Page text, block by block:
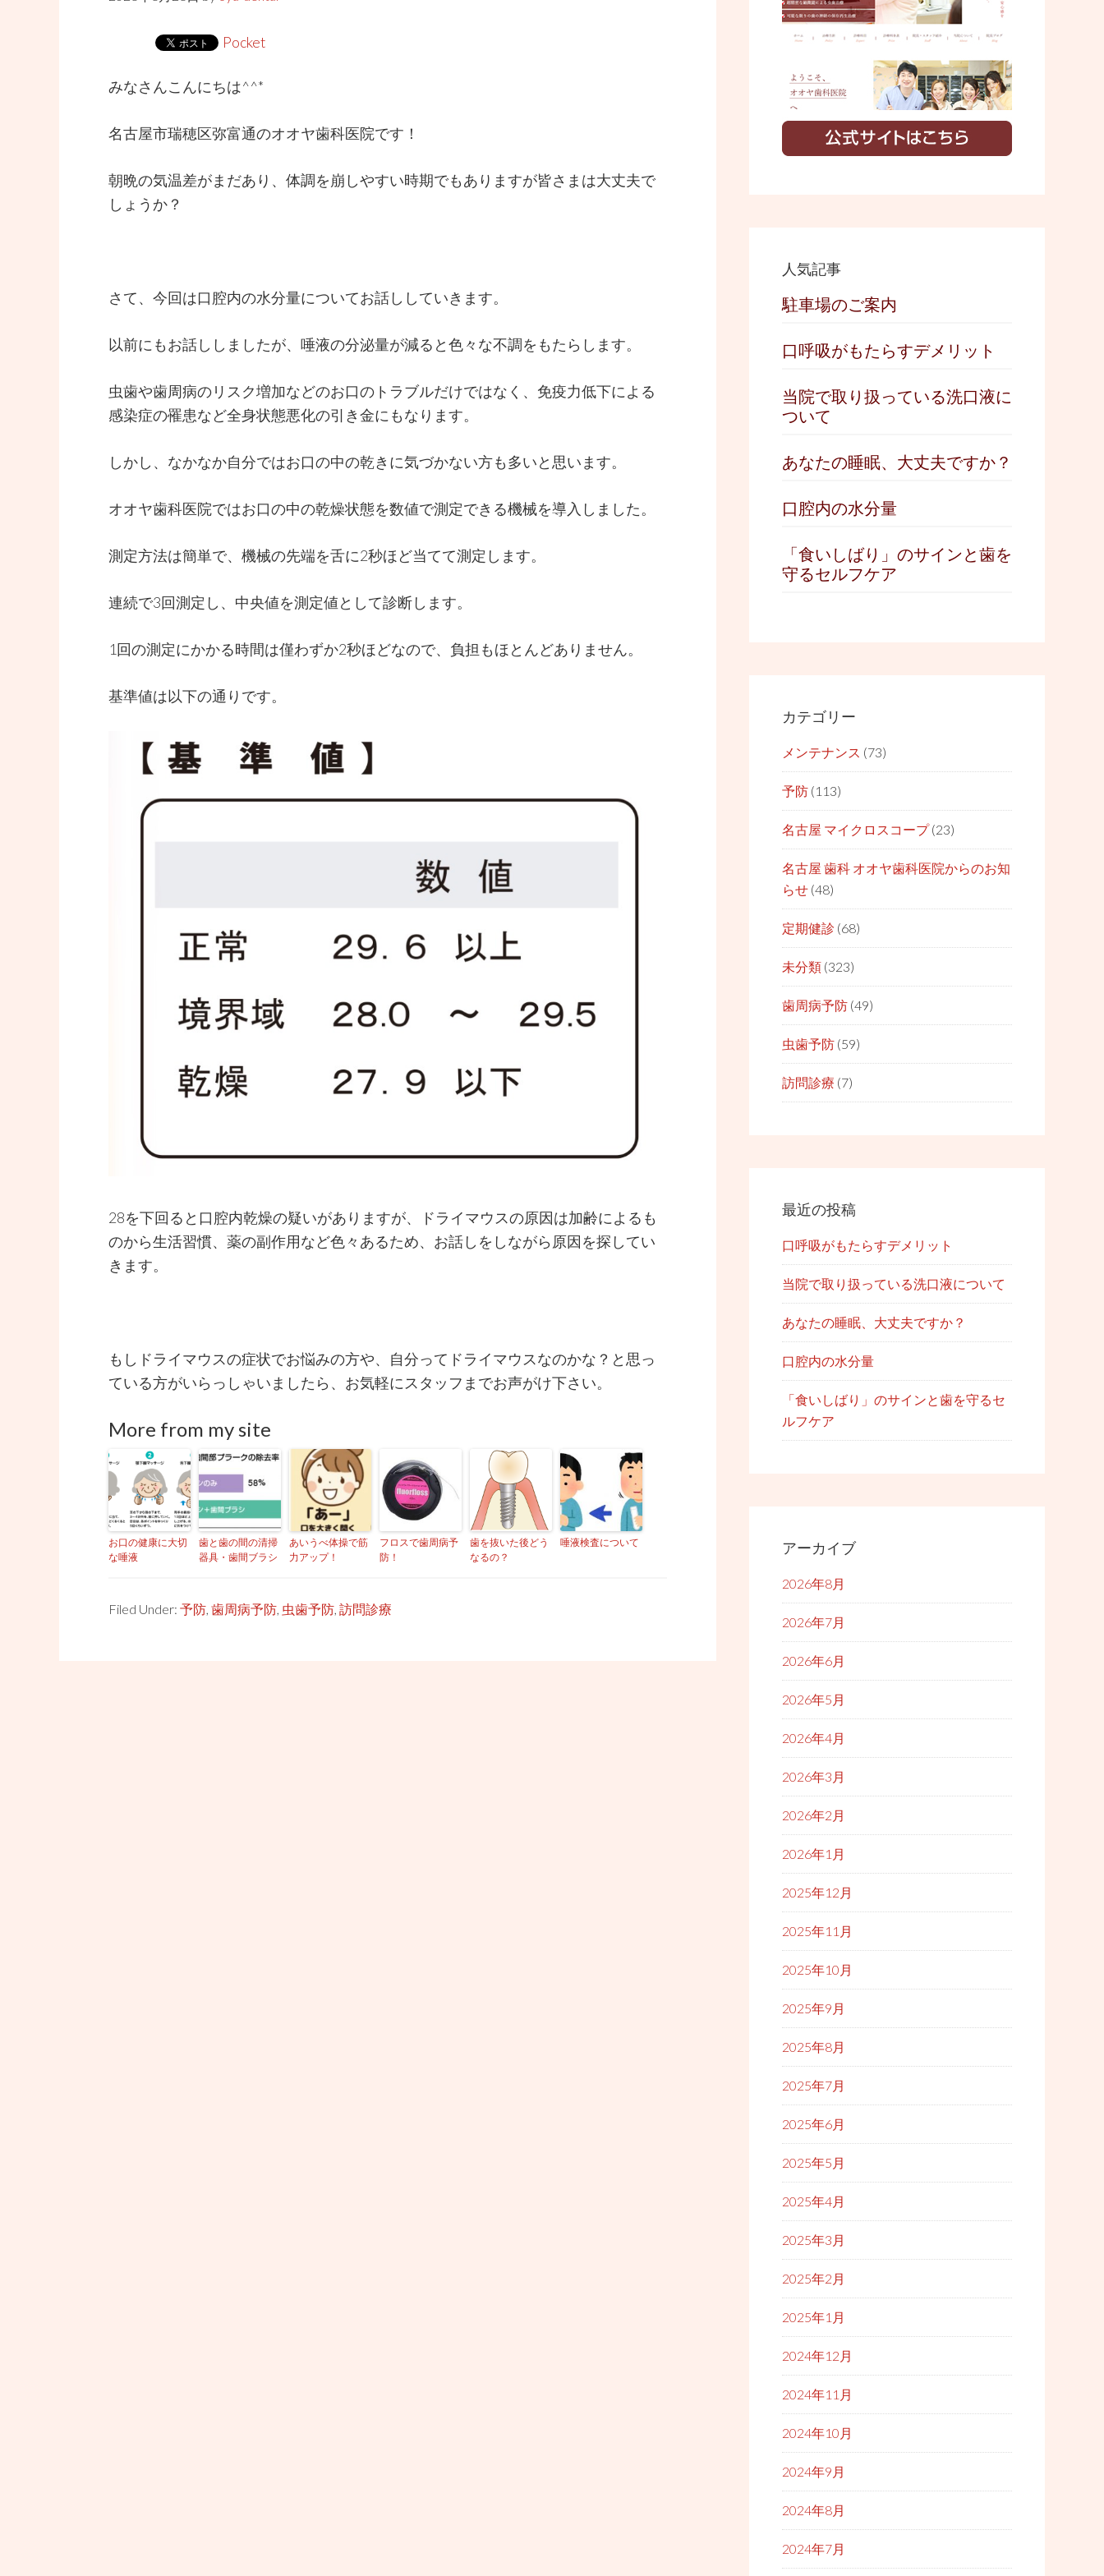
i
t
Pocket
みなさんこんにちは^^*
名古屋市瑞穂区弥富通のオオヤ歯科医院です！
朝晩の気温差がまだあり、体調を崩しやすい時期でもありますが皆さまは大丈夫で
しょうか？
さて、今回は口腔内の水分量についてお話ししていきます。
以前にもお話ししましたが、唾液の分泌量が減ると色々な不調をもたらします。
虫歯や歯周病のリスク増加などのお口のトラブルだけではなく、免疫力低下による
感染症の罹患など全身状態悪化の引き金にもなります。
しかし、なかなか自分ではお口の中の乾きに気づかない方も多いと思います。
オオヤ歯科医院ではお口の中の乾燥状態を数値で測定できる機械を導入しました。
測定方法は簡単で、機械の先端を舌に2秒ほど当てて測定します。
連続で3回測定し、中央値を測定値として診断します。
1回の測定にかかる時間は僅わずか2秒ほどなので、負担もほとんどありません。
基準値は以下の通りです。
28を下回ると口腔内乾燥の疑いがありますが、ドライマウスの原因は加齢によるも
のから生活習慣、薬の副作用など色々あるため、お話しをしながら原因を探してい
きます。
もしドライマウスの症状でお悩みの方や、自分ってドライマウスなのかな？と思っ
ている方がいらっしゃいましたら、お気軽にスタッフまでお声がけ下さい。
More from my site
お口の健康に大切
な唾液
歯と歯の間の清掃
器具・歯間ブラシ
あいうべ体操で筋
力アップ！
フロスで歯周病予
防！
歯を抜いた後どう
なるの？
唾液検査について
Filed Under: 予防 歯周病予防 虫歯予防 訪問診療
人気記事
駐車場のご案内
口呼吸がもたらすデメリット
当院で取り扱っている洗口液に
ついて
あなたの睡眠、大丈夫ですか？
口腔内の水分量
「食いしばり」のサインと歯を
守るセルフケア
カテゴリー
メンテナンス (73)
予防 (113)
名古屋 マイクロスコープ(23)
名古屋 歯科 オオヤ歯科医院からのお知
らせ (48)
定期健診 (68)
未分類 (323)
歯周病予防 (49)
虫歯予防 (59)
訪問診療 (7)
最近の投稿
口呼吸がもたらすデメリット
当院で取り扱っている洗口液について
あなたの睡眠、大丈夫ですか？
口腔内の水分量
「食いしばり」のサインと歯を守るセ
ルフケア
アーカイブ
2026年8月
2026年7月
2026年6月
2026年5月
2026年4月
2026年3月
2026年2月
2026年1月
2025年12月
2025年11月
2025年10月
2025年9月
2025年8月
2025年7月
2025年6月
2025年5月
2025年4月
2025年3月
2025年2月
2025年1月
2024年12月
2024年11月
2024年10月
2024年9月
2024年8月
2024年7月